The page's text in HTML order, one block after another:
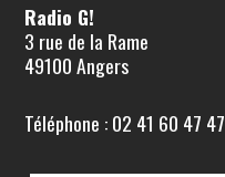
Radio G!
3 rue de la Rame
49100 Angers
Téléphone : 02 41 60 47 47